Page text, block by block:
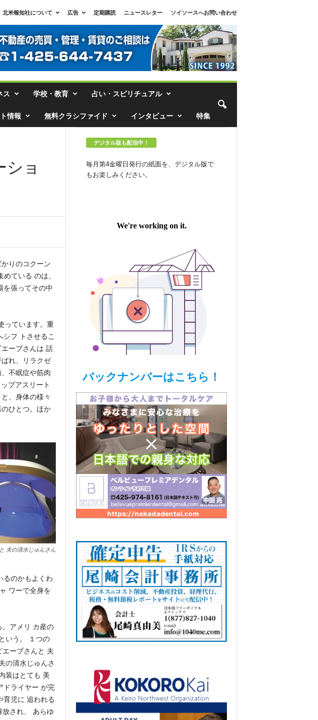
北米報知社について 広告 定期購読 ニュースレター
ソイソースへお問い合わせ
ス 学校・教育 占い・スピリチュアル
情報 無料クラシファイド インタビュー 特集
ョ
りのコクーン
ている のは、
を張ってその中
っています。重
フ トさせるこ
ーブさんは 話
れ、リラクゼ
不眠症や筋肉
プアスリート
、身体の様々
ひとつ。ほか
夫の清水じゅんさん
るのかもよくわ
ワーで全身を
。アメリ カ産の
いう。 １つの
ーブさんと 夫
の清水じゅんさ
装はとても 美
ドライヤー が完
育児に 追われる
され、 あらゆ
デジタル版も配信中！
毎月第4金曜日発行の紙面を、デジタル版で
もお楽しみください。
バックナンバーはこちら！